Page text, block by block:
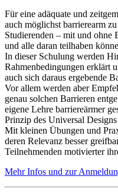
Für eine adäquate und
auch möglichst barrierearm
Studierenden – mit und ohne
und alle daran teilhaben
In dieser Schulung werden
Rahmenbedingungen erklärt
auch sich daraus ergebende
Vor allem werden aber
genau solchen Barrieren
eigene Lehre barriereärmer
Prinzip des Universal Designs
Mit kleinen Übungen und
deren Relevanz besser
Teilnehmenden motivierter
Mehr Infos und zur